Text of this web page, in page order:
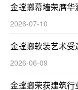
金螳螂幕墙荣膺
2026-07-10
金螳螂软装艺术
2026-06-09
金螳螂荣获建筑